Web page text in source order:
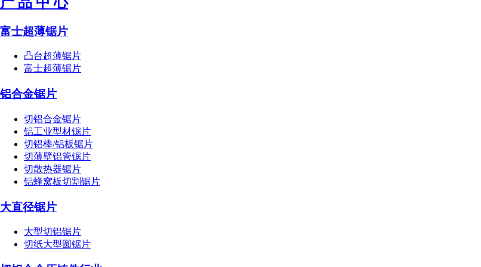
富士超薄锯片
凸台超薄锯片
富士超薄锯片
铝合金锯片
切铝合金锯片
铝工业型材锯片
切铝棒/铝板锯片
切薄壁铝管锯片
切散热器锯片
铝蜂窝板切割锯片
大直径锯片
大型切铝锯片
切纸大型圆锯片